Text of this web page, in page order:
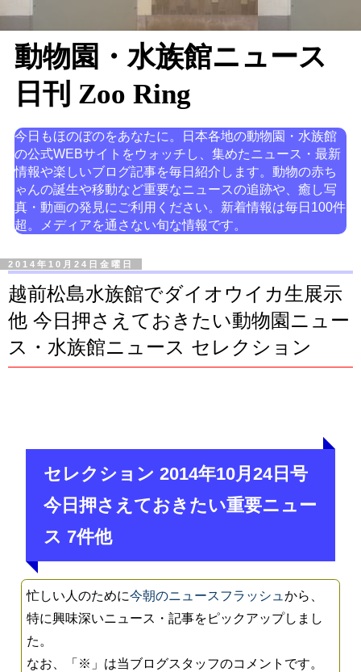
動物園・水族館ニュース
日刊 Zoo Ring
今日もほのぼのをあなたに。日本各地の動物園・水族館
の公式WEBサイトをウォッチし、集めたニュース・最新
情報や楽しいブログ記事を毎日紹介します。動物の赤ち
ゃんの誕生や移動など重要なニュースの追跡や、癒し写
真・動画の発見にご利用ください。新着情報は毎日100件
超。メディアを通さない旬な情報です。
2014年10月24日金曜日
越前松島水族館でダイオウイカ生展示
他 今日押さえておきたい動物園ニュー
ス・水族館ニュース セレクション
セレクション 2014年10月24日号
今日押さえておきたい重要ニュー
ス 7件他
忙しい人のために今朝のニュースフラッシュから、
特に興味深いニュース・記事をピックアップしまし
た。
なお、「※」は当ブログスタッフのコメントです。